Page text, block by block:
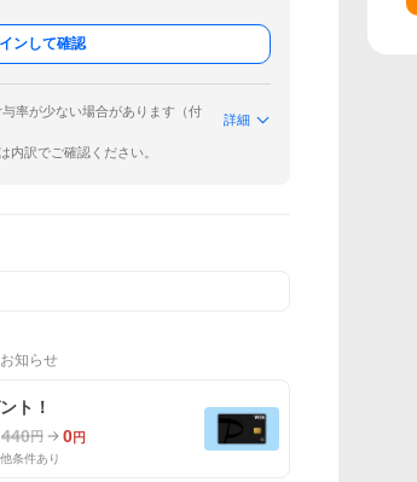
ンして確認
率が少ない場合があります（付
詳細
内訳でご確認ください。
知らせ
ト！
440円 0円
条件あり